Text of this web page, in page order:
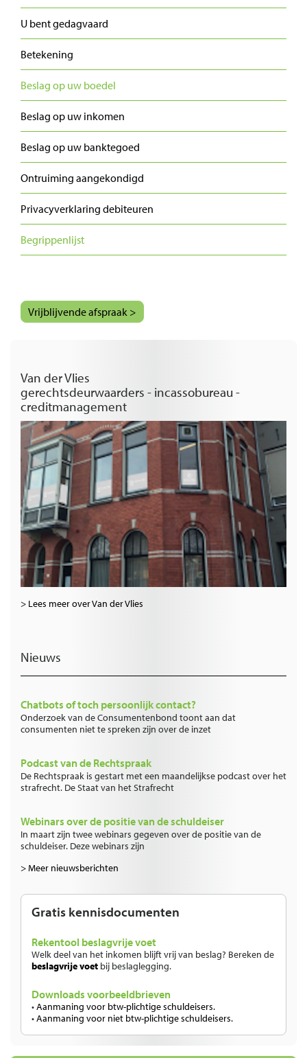
U bent gedagvaard
Betekening
Beslag op uw boedel
Beslag op uw inkomen
Beslag op uw banktegoed
Ontruiming aangekondigd
Privacyverklaring debiteuren
Begrippenlijst
Vrijblijvende afspraak >
Van der Vlies
gerechtsdeurwaarders - incassobureau -
creditmanagement
> Lees meer over Van der Vlies
Nieuws
Chatbots of toch persoonlijk contact?
Onderzoek van de Consumentenbond toont aan dat
consumenten niet te spreken zijn over de inzet
Podcast van de Rechtspraak
De Rechtspraak is gestart met een maandelijkse podcast over het
strafrecht. De Staat van het Strafrecht
Webinars over de positie van de schuldeiser
In maart zijn twee webinars gegeven over de positie van de
schuldeiser. Deze webinars zijn
> Meer nieuwsberichten
Gratis kennisdocumenten
Rekentool beslagvrije voet
Welk deel van het inkomen blijft vrij van beslag? Bereken de
beslagvrije voet bij beslaglegging.
Downloads voorbeeldbrieven
•Aanmaning voor btw-plichtige schuldeisers.
•Aanmaning voor niet btw-plichtige schuldeisers.